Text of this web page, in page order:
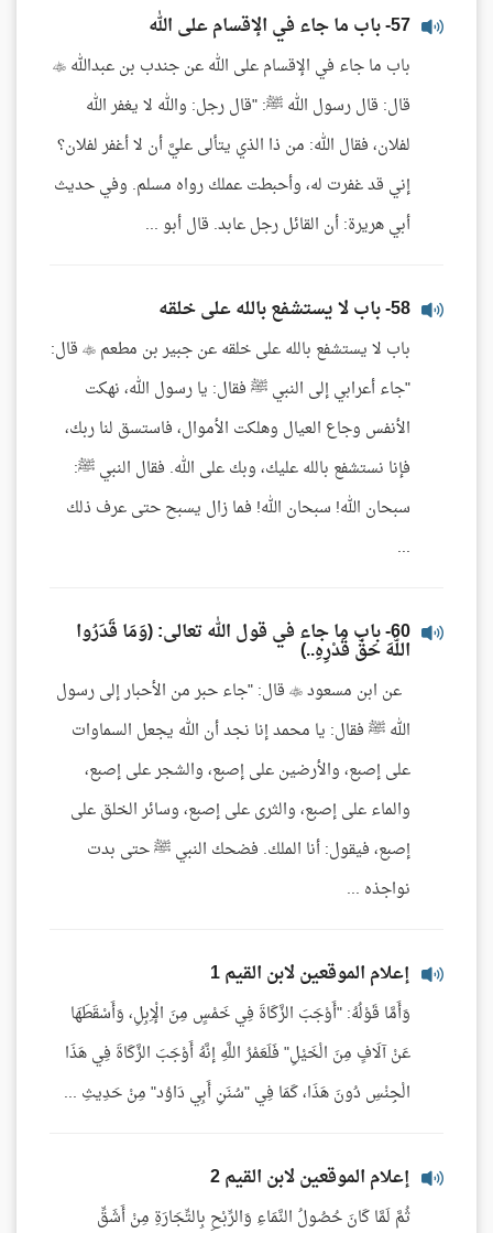
57- باب ما جاء في الإقسام على الله
باب ما جاء في الإقسام على الله عن جندب بن عبدالله 
قال: قال رسول الله ﷺ: "قال رجل: والله لا يغفر الله
لفلان، فقال الله: من ذا الذي يتألى عليَّ أن لا أغفر لفلان؟
إني قد غفرت له، وأحبطت عملك رواه مسلم. وفي حديث
أبي هريرة: أن القائل رجل عابد. قال أبو ...
58- باب لا يستشفع بالله على خلقه
باب لا يستشفع بالله على خلقه عن جبير بن مطعم  قال:
"جاء أعرابي إلى النبي ﷺ فقال: يا رسول الله، نهكت
الأنفس وجاع العيال وهلكت الأموال، فاستسق لنا ربك،
فإنا نستشفع بالله عليك، وبك على الله. فقال النبي ﷺ:
سبحان الله! سبحان الله! فما زال يسبح حتى عرف ذلك
...
60- باب ما جاء في قول الله تعالى: (وَمَا قَدَرُوا
اللَّهَ حَقَّ قَدْرِهِ..)
عن ابن مسعود  قال: "جاء حبر من الأحبار إلى رسول
الله ﷺ فقال: يا محمد إنا نجد أن الله يجعل السماوات
على إصبع، والأرضين على إصبع، والشجر على إصبع،
والماء على إصبع، والثرى على إصبع، وسائر الخلق على
إصبع، فيقول: أنا الملك. فضحك النبي ﷺ حتى بدت
نواجذه ...
إعلام الموقعين لابن القيم 1
وَأَمَّا قَوْلُهُ: "أَوْجَبَ الزَّكَاةَ فِي خَمْسٍ مِنَ الْإِبِلِ، وَأَسْقَطَهَا
عَنْ آلَافٍ مِنَ الْخَيْلِ" فَلَعَمْرُ اللَّهِ إنَّهُ أَوْجَبَ الزَّكَاةَ فِي هَذَا
الْجِنْسِ دُونَ هَذَا، كَمَا فِي "سُنَنِ أَبِي دَاوُد" مِنْ حَدِيثِ ...
إعلام الموقعين لابن القيم 2
ثُمَّ لَمَّا كَانَ حُصُولُ النَّمَاءِ وَالرِّبْحِ بِالتِّجَارَةِ مِنْ أَشَقِّ